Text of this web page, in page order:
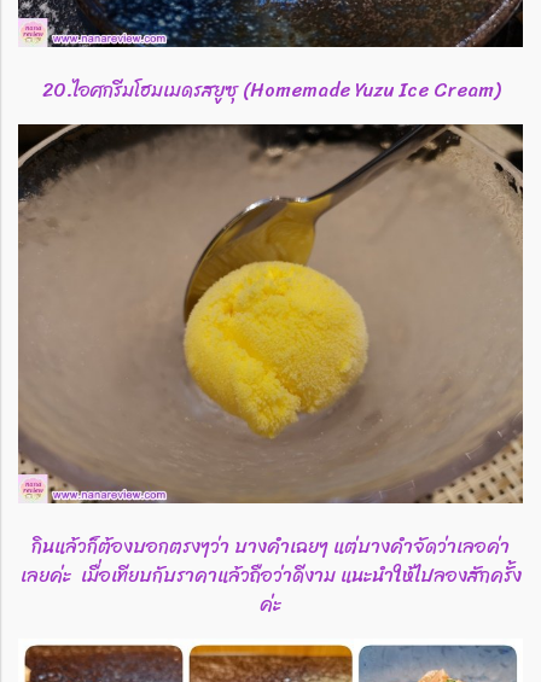
20.ไอศกรีมโฮมเมดรสยูซุ (Homemade Yuzu Ice Cream)
กินแล้วก็ต้องบอกตรงๆว่า บางคำเฉยๆ แต่บางคำจัดว่าเลอค่า
เลยค่ะ เมื่อเทียบกับราคาแล้วถือว่าดีงาม แนะนำให้ไปลองสักครั้ง
ค่ะ